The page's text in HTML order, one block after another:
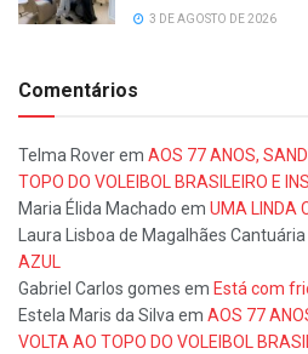
3 DE AGOSTO DE 2026
Comentários
Telma Roverem AOS 77 ANOS,
TOPO DO VOLEIBOL BRASILEIRO E
Maria Élida Machado em UMA LINDA
Laura Lisboa de Magalhães Cantuária
AZUL
Gabriel Carlos gomes em Está com
Estela Maris da Silvaem AOS 77
VOLTA AO TOPO DO VOLEIBOL